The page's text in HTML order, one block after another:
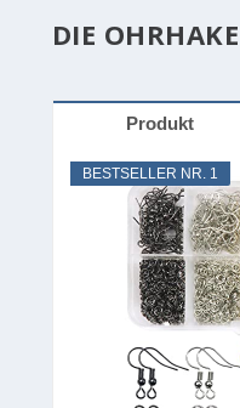
DIE
Produkt
BESTSELLER NR. 1